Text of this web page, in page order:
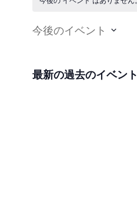
今後のイベント
を
最新の過去のイベント